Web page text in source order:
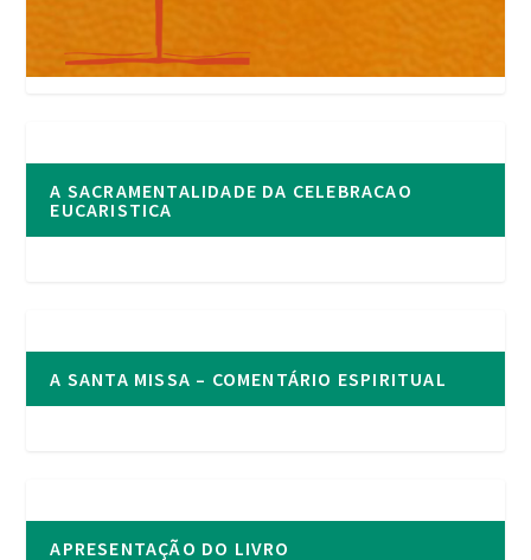
A SACRAMENTALIDADE DA CELEBRACAO
EUCARISTICA
A SANTA MISSA – COMENTÁRIO ESPIRITUAL
APRESENTAÇÃO DO LIVRO